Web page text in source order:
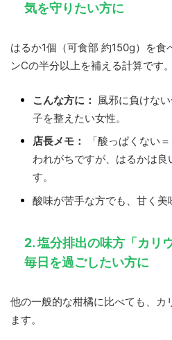
気を守りたい方に
はるか1個（可食部 約150g）を食
ンCの半分以上を補える計算です。
こんな方に： 風邪に負けな
子を整えたい女性。
店長メモ：
「酸っぱくない
われがちですが、はるかは良
す。
酸味が苦手な方でも、甘く美
2. 塩分排出の味方「カリ
毎日を過ごしたい方に
他の一般的な柑橘に比べても、カ
ます。